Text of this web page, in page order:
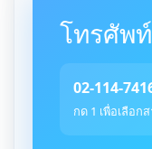
โทรศัพท์
02-114-
กด 1 เพื่อเลือก